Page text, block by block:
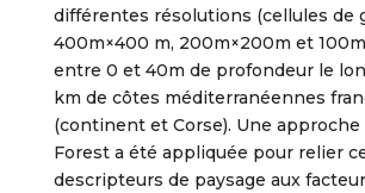
différentes résolutions (cellules de
400m×400 m, 200m×200m et
entre 0 et 40m de profondeur le
km de côtes méditerranéennes
(continent et Corse). Une approche
Forest a été appliquée pour relier
descripteurs de paysage aux